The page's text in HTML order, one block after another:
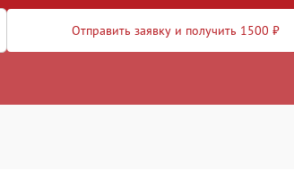
Отправить заявку и получить 1500 ₽